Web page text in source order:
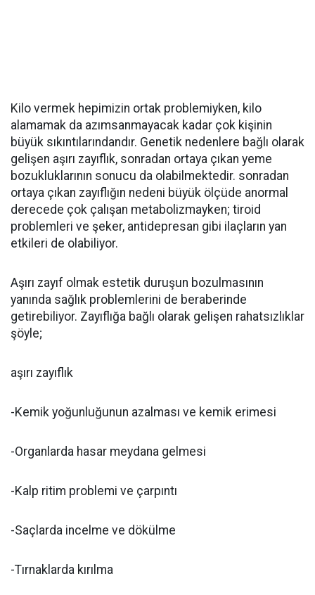
Kilo vermek hepimizin ortak problemiyken, kilo
alamamak da azımsanmayacak kadar çok kişinin
büyük sıkıntılarındandır. Genetik nedenlere bağlı olarak
gelişen aşırı zayıflık, sonradan ortaya çıkan yeme
bozukluklarının sonucu da olabilmektedir. sonradan
ortaya çıkan zayıflığın nedeni büyük ölçüde anormal
derecede çok çalışan metabolizmayken; tiroid
problemleri ve şeker, antidepresan gibi ilaçların yan
etkileri de olabiliyor.
Aşırı zayıf olmak estetik duruşun bozulmasının
yanında sağlık problemlerini de beraberinde
getirebiliyor. Zayıflığa bağlı olarak gelişen rahatsızlıklar
şöyle;
aşırı zayıflık
-Kemik yoğunluğunun azalması ve kemik erimesi
-Organlarda hasar meydana gelmesi
-Kalp ritim problemi ve çarpıntı
-Saçlarda incelme ve dökülme
-Tırnaklarda kırılma